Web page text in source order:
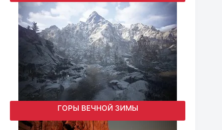
ГОРЫ ВЕЧНОЙ ЗИМЫ